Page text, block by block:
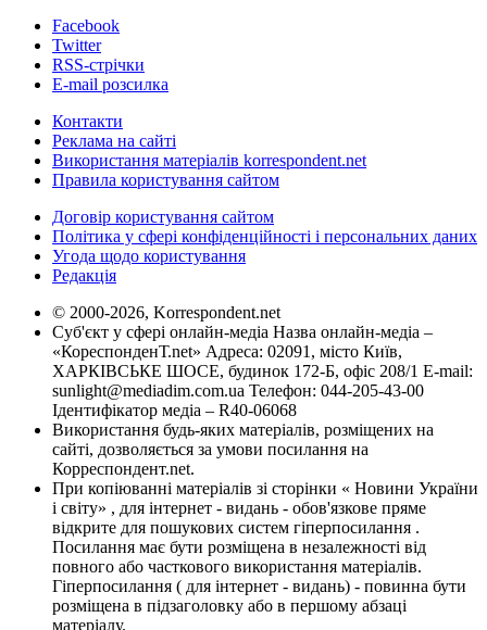
Facebook
Twitter
RSS-стрічки
E-mail розсилка
Контакти
Реклама на сайті
Використання матеріалів korrespondent.net
Правила користування сайтом
Договір користування сайтом
Політика у сфері конфіденційності і персональних даних
Угода щодо користування
Редакція
© 2000-2026, Korrespondent.net
Суб'єкт у сфері онлайн-медіа Назва онлайн-медіа –
«КореспонденТ.net» Адреса: 02091, місто Київ,
ХАРКІВСЬКЕ ШОСЕ, будинок 172-Б, офіс 208/1 E-mail:
sunlight@mediadim.com.ua Телефон: 044-205-43-00
Ідентифікатор медіа – R40-06068
Використання будь-яких матеріалів, розміщених на
сайті, дозволяється за умови посилання на
Корреспондент.net.
При копіюванні матеріалів зі сторінки « Новини України
і світу» , для інтернет - видань - обов'язкове пряме
відкрите для пошукових систем гіперпосилання .
Посилання має бути розміщена в незалежності від
повного або часткового використання матеріалів.
Гіперпосилання ( для інтернет - видань) - повинна бути
розміщена в підзаголовку або в першому абзаці
матеріалу.